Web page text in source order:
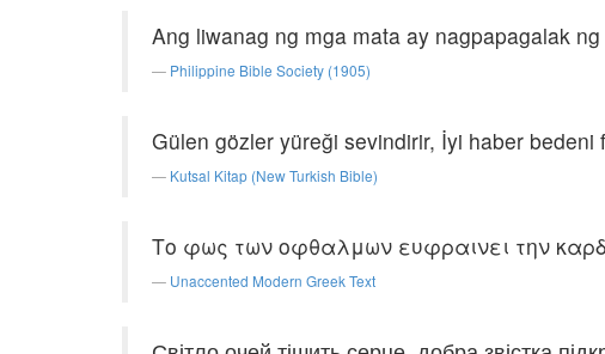
Ang liwanag ng mga mata ay nagpapagalak
Philippine Bible Society (1905)
Gülen gözler yüreği sevindirir, İyi haber bedeni
Kutsal Kitap (New Turkish Bible)
Το φως των οφθαλμων ευφραινει την
Unaccented Modern Greek Text